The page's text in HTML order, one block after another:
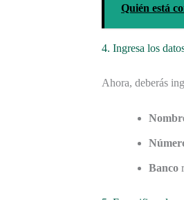
Quién está
4. Ingresa los
Ahora, deberás
Banco